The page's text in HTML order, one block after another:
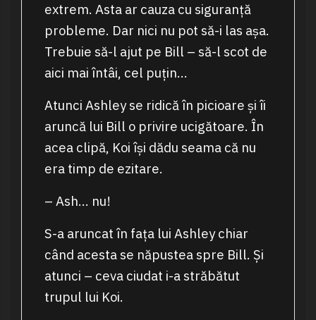
extrem. Asta ar cauza cu siguranță
probleme. Dar nici nu pot să-i las așa.
Trebuie să-l ajut pe Bill – să-l scot de
aici mai întâi, cel puțin…
Atunci Ashley se ridică în picioare și îi
aruncă lui Bill o privire ucigătoare. În
acea clipă, Koi își dădu seama că nu
era timp de ezitare.
– Ash… nu!
S-a aruncat în fața lui Ashley chiar
când acesta se năpustea spre Bill. Și
atunci – ceva ciudat i-a străbătut
trupul lui Koi.